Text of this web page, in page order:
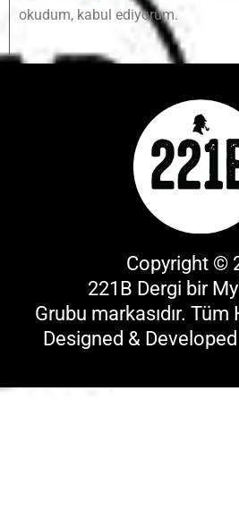
okudum, kabul ediyorum.
Copyright ©
221B Dergi bir
Grubu markasıdır. Tüm
Designed &